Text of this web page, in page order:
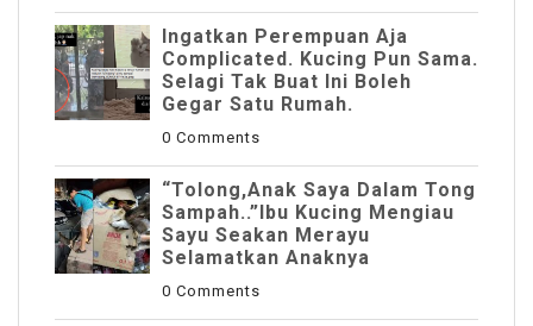
Ingatkan Perempuan Aja
Complicated. Kucing Pun Sama.
Selagi Tak Buat Ini Boleh
Gegar Satu Rumah.
0 Comments
“Tolong,Anak Saya Dalam Tong
Sampah..”Ibu Kucing Mengiau
Sayu Seakan Merayu
Selamatkan Anaknya
0 Comments